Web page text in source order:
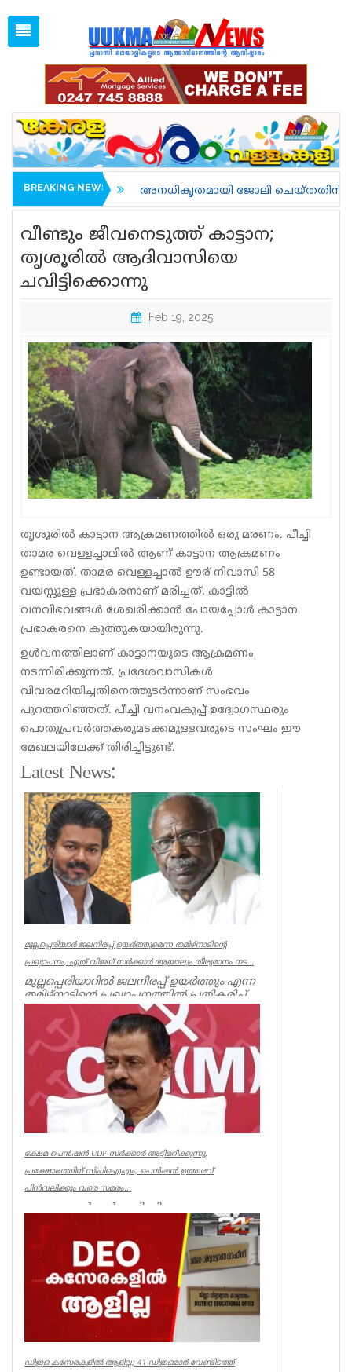
1 GBP =
128.50
Latest News
Associations
Spiritual
UK NEWS
World
Movies
Sports
Jwala
Classifieds
Law
Gallery
Open
Menu
BREAKING NEWS
അനധികൃതമായി ജോലി ചെയ്തതിന് അറസ്റ്റിലാവുകയും
വീണ്ടും ജീവനെടുത്ത് കാട്ടാന;
തൃശൂരില്‍ ആദിവാസിയെ
ചവിട്ടിക്കൊന്നു
Feb 19, 2025
തൃശൂരില്‍ കാട്ടാന ആക്രമണത്തിൽ ഒരു മരണം. പീച്ചി
താമര വെള്ളച്ചാലിൽ ആണ് കാട്ടാന ആക്രമണം
ഉണ്ടായത്. താമര വെള്ളച്ചാൽ ഊര് നിവാസി 58
വയസ്സുള്ള പ്രഭാകരനാണ് മരിച്ചത്. കാട്ടിൽ
വനവിഭവങ്ങൾ ശേഖരിക്കാൻ പോയപ്പോൾ കാട്ടാന
പ്രഭാകരനെ കുത്തുകയായിരുന്നു.
ഉൾവനത്തിലാണ് കാട്ടാനയുടെ ആക്രമണം
നടന്നിരിക്കുന്നത്. പ്രദേശവാസികൾ
വിവരമറിയിച്ചതിനെത്തുടർന്നാണ് സംഭവം
പുറത്തറിഞ്ഞത്. പീച്ചി വനംവകുപ്പ് ഉദ്യോഗസ്ഥരും
പൊതുപ്രവർത്തകരുമടക്കമുള്ളവരുടെ സംഘം ഈ
മേഖലയിലേക്ക് തിരിച്ചിട്ടുണ്ട്.
Latest News:
മുല്ലപ്പെരിയാർ ജലനിരപ്പ് ഉയർത്തുമെന്ന തമിഴ്നാടിന്റെ
പ്രഖ്യാപനം, ഏത് വിജയ് സർക്കാർ ആയാലും തീരുമാനം നട...
മുല്ലപ്പെരിയാറിൽ ജലനിരപ്പ് ഉയർത്തും എന്ന
തമിഴ്നാടിന്റെ പ്രഖ്യാപനത്തിൽ പ്രതികരിച്ച്
മുൻമന്ത്രി എം എം...
Kerala
ക്ഷേമ പെൻഷൻ UDF സർക്കാർ അട്ടിമറിക്കുന്നു,
പ്രക്ഷോഭത്തിന് സിപിഐഎം; പെൻഷൻ ഉത്തരവ്
പിൻവലിക്കും വരെ സമരം...
ക്ഷേമ പെൻഷൻ അട്ടിമറിക്കാനുള്ള ബോധ
പൂർവമായ ശ്രമമാണ് യു ഡി എഫ് സർക്കാർ
നടത്തുന്നതെന്ന് സിപിഐഎം സംസ്ഥാ...
Kerala
ഡിഇഒ കസേരകളില്‍ ആളില്ല; 41 ഡിഇഒമാര്‍ വേണ്ടിടത്ത്